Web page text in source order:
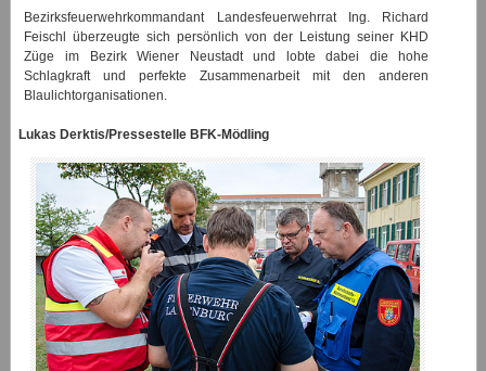
Bezirksfeuerwehrkommandant Landesfeuerwehrrat Ing. Richard
Feischl überzeugte sich persönlich von der Leistung seiner KHD
Züge im Bezirk Wiener Neustadt und lobte dabei die hohe
Schlagkraft und perfekte Zusammenarbeit mit den anderen
Blaulichtorganisationen.
Lukas Derktis/Pressestelle BFK-Mödling